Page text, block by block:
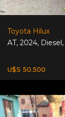
Toyota Hilux
AT, 2024, Diesel,
U$S 50.500